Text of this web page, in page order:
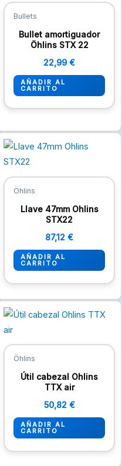
Bullets
Bullet amortiguador
Öhlins STX 22
22,99 €
AÑADIR AL
CARRITO
Öhlins
Llave 47mm Ohlins
STX22
87,12 €
AÑADIR AL
CARRITO
Öhlins
Útil cabezal Ohlins
TTX air
50,82 €
AÑADIR AL
CARRITO